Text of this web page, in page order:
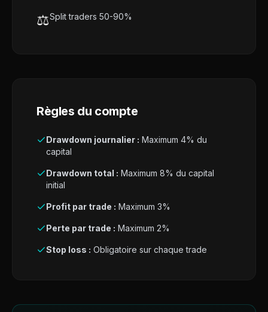
⚖️Split traders 50-90%
Règles du compte
Drawdown journalier : Maximum 4% du
capital
Drawdown total : Maximum 8% du capital
initial
Profit par trade : Maximum 3%
Perte par trade : Maximum 2%
Stop loss : Obligatoire sur chaque trade